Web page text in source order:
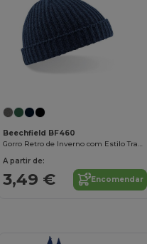
Beechfield BF460
Gorro Retro de Inverno com Estilo Trawler
A partir de:
3,49 € Encomendar